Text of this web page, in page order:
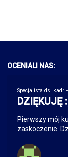
OCENIALI NAS:
Specjalista ds. kadr
DZIĘKUJĘ
Pierwszy mój
zaskoczenie.